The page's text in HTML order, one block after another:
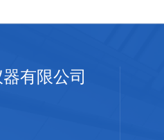
有限公司